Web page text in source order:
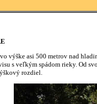
výške asi 500 metrov nad
s veľkým spádom rieky. Od
rozdiel.